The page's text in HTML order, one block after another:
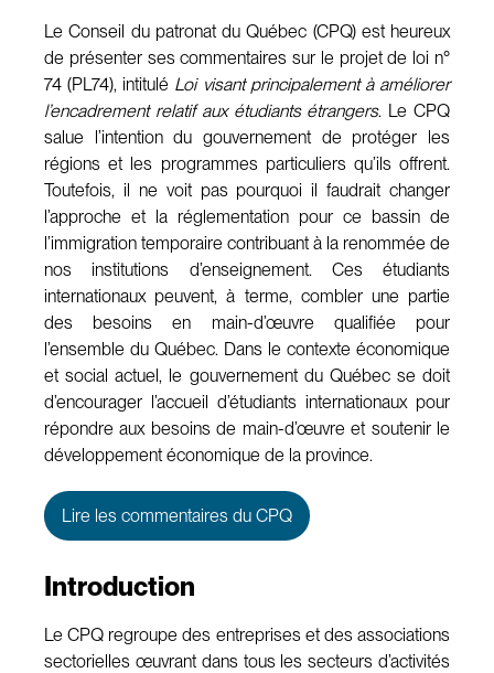
Le Conseil du patronat du Québec (CPQ) est heureux
de présenter ses commentaires sur le projet de loi n°
74 (PL74), intitulé Loi visant principalement à améliorer
l’encadrement relatif aux étudiants étrangers. Le CPQ
salue l’intention du gouvernement de protéger les
régions et les programmes particuliers qu’ils offrent.
Toutefois, il ne voit pas pourquoi il faudrait changer
l’approche et la réglementation pour ce bassin de
l’immigration temporaire contribuant à la renommée de
nos institutions d’enseignement. Ces étudiants
internationaux peuvent, à terme, combler une partie
des besoins en main-d’œuvre qualifiée pour
l’ensemble du Québec. Dans le contexte économique
et social actuel, le gouvernement du Québec se doit
d’encourager l’accueil d’étudiants internationaux pour
répondre aux besoins de main-d’œuvre et soutenir le
développement économique de la province.
Lire les commentaires du CPQ
Introduction
Le CPQ regroupe des entreprises et des associations
sectorielles œuvrant dans tous les secteurs d’activités